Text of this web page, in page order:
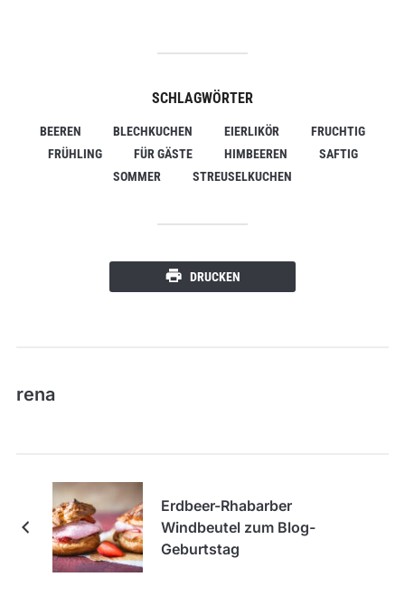
SCHLAGWÖRTER
BEEREN BLECHKUCHEN EIERLIKÖR
FRUCHTIG
FRÜHLING
FÜR GÄSTE HIMBEEREN
SAFTIG
SOMMER
STREUSELKUCHEN
DRUCKEN
rena
Erdbeer-Rhabarber
Windbeutel zum Blog-
Geburtstag